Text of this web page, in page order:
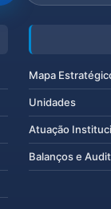
Mapa
Unidades
Atuação
Balanços e